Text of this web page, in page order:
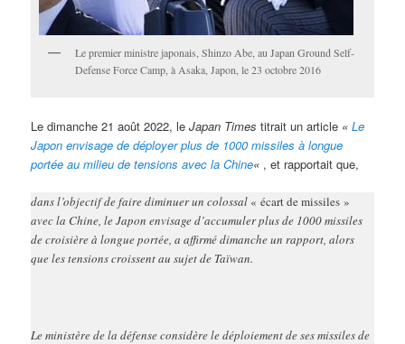
Le premier ministre japonais, Shinzo Abe, au Japan Ground Self-
Defense Force Camp, à Asaka, Japon, le 23 octobre 2016
Le dimanche 21 août 2022, leJapan Times titrait un article «Le
Japon envisage de déployer plus de 1000 missiles à longue
portée au milieu de tensions avec la Chine« , et rapportait que,
dans l’objectif de faire diminuer un colossal « écart de missiles »
avec la Chine, le Japon envisage d’accumuler plus de 1000 missiles
de croisière à longue portée, a affirmé dimanche un rapport, alors
que les tensions croissent au sujet de Taïwan.
Le ministère de la défense considère le déploiement de ses missiles de